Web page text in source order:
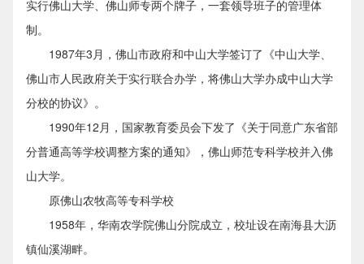
实行佛山大学、佛山师专两个牌子，一套领导班子的管理体
制。
1987年3月，佛山市政府和中山大学签订了《中山大学、
佛山市人民政府关于实行联合办学，将佛山大学办成中山大学
分校的协议》。
1990年12月，国家教育委员会下发了《关于同意广东省部
分普通高等学校调整方案的通知》，佛山师范专科学校并入佛
山大学。
原佛山农牧高等专科学校
1958年，华南农学院佛山分院成立，校址设在南海县大沥
镇仙溪湖畔。